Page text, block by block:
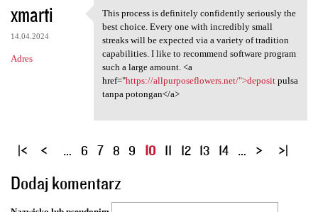
xmarti
14.04.2024
Adres
This process is definitely
This process is definitely confidently seriously the
best choice. Every one with incredibly small
streaks will be expected via a variety of tradition
capabilities. I like to recommend software program
such a large amount. <a
href="https://allpurposeflowers.net/">depositpulsa
tanpa potongan</a>
S
r
o
… 6 7 8 9 10 11 12 13 14 …
Dodaj komentarz